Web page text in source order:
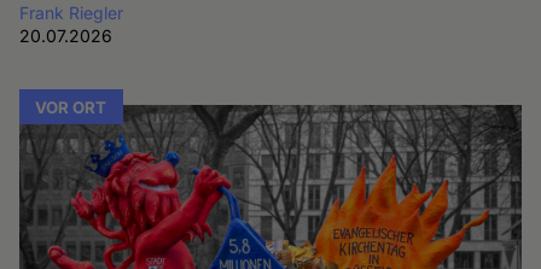
Frank Riegler
20.07.2026
VOR ORT